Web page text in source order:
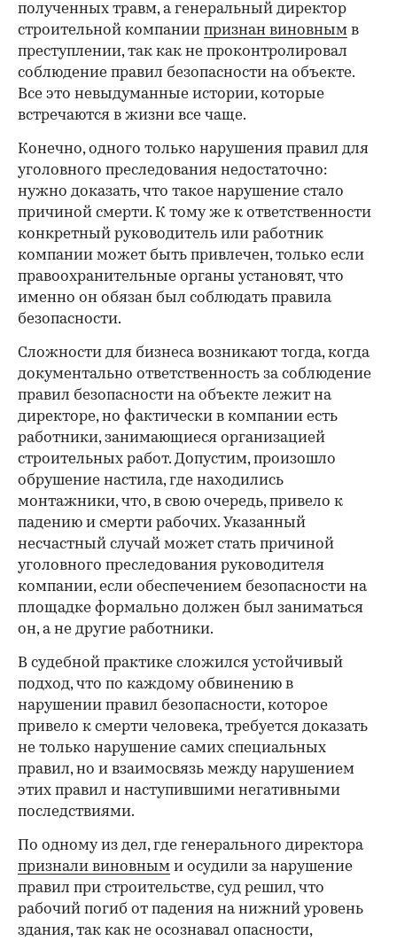
полученных травм, а генеральный директор
строительной компании признан виновным в
преступлении, так как не проконтролировал
соблюдение правил безопасности на объекте.
Все это невыдуманные истории, которые
встречаются в жизни все чаще.
Конечно, одного только нарушения правил для
уголовного преследования недостаточно:
нужно доказать, что такое нарушение стало
причиной смерти. К тому же к ответственности
конкретный руководитель или работник
компании может быть привлечен, только если
правоохранительные органы установят, что
именно он обязан был соблюдать правила
безопасности.
Сложности для бизнеса возникают тогда, когда
документально ответственность за соблюдение
правил безопасности на объекте лежит на
директоре, но фактически в компании есть
работники, занимающиеся организацией
строительных работ. Допустим, произошло
обрушение настила, где находились
монтажники, что, в свою очередь, привело к
падению и смерти рабочих. Указанный
несчастный случай может стать причиной
уголовного преследования руководителя
компании, если обеспечением безопасности на
площадке формально должен был заниматься
он, а не другие работники.
В судебной практике сложился устойчивый
подход, что по каждому обвинению в
нарушении правил безопасности, которое
привело к смерти человека, требуется доказать
не только нарушение самих специальных
правил, но и взаимосвязь между нарушением
этих правил и наступившими негативными
последствиями.
По одному из дел, где генерального директора
признали виновным и осудили за нарушение
правил при строительстве, суд решил, что
рабочий погиб от падения на нижний уровень
здания, так как не осознавал опасности,